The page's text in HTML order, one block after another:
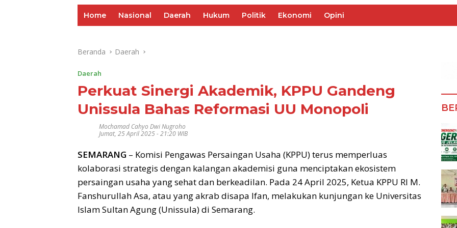
Home Nasional Daerah Hukum Politik Ekonomi Opini
Beranda Daerah
Daerah
Perkuat Sinergi Akademik, KPPU Gandeng
Unissula Bahas Reformasi UU Monopoli
Mochamad Cahyo Dwi Nugroho
Jumat, 25 April 2025 - 21:20 WIB
SEMARANG – Komisi Pengawas Persaingan Usaha (KPPU) terus memperluas
kolaborasi strategis dengan kalangan akademisi guna menciptakan ekosistem
persaingan usaha yang sehat dan berkeadilan. Pada 24 April 2025, Ketua KPPU RI M.
Fanshurullah Asa, atau yang akrab disapa Ifan, melakukan kunjungan ke Universitas
Islam Sultan Agung (Unissula) di Semarang.